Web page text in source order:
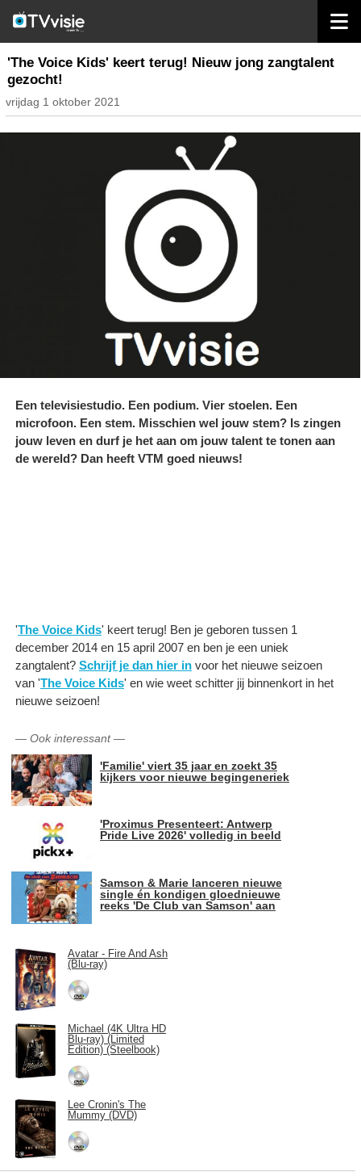
nieuws belgië
'The Voice Kids' keert terug! Nieuw jong zangtalent
gezocht!
vrijdag 1 oktober 2021
Een televisiestudio. Een podium. Vier stoelen. Een
microfoon. Een stem. Misschien wel jouw stem? Is zingen
jouw leven en durf je het aan om jouw talent te tonen aan
de wereld? Dan heeft VTM goed nieuws!
'The Voice Kids' keert terug! Ben je geboren tussen 1
december 2014 en 15 april 2007 en ben je een uniek
zangtalent? Schrijf je dan hier in voor het nieuwe seizoen
van 'The Voice Kids' en wie weet schitter jij binnenkort in het
nieuwe seizoen!
— Ook interessant—
'Familie' viert 35 jaar en zoekt 35
kijkers voor nieuwe begingeneriek
'Proximus Presenteert: Antwerp
Pride Live 2026' volledig in beeld
Samson & Marie lanceren nieuwe
single én kondigen gloednieuwe
reeks 'De Club van Samson' aan
Avatar - Fire And Ash
(Blu-ray)
Michael (4K Ultra HD
Blu-ray) (Limited
Edition) (Steelbook)
Lee Cronin's The
Mummy (DVD)